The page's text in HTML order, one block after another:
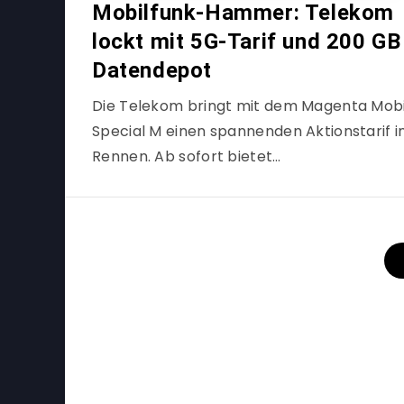
Mobilfunk-Hammer: Telekom
lockt mit 5G-Tarif und 200 GB
Datendepot
Die Telekom bringt mit dem Magenta
Special M einen spannenden Aktionstarif
Rennen. Ab sofort bietet…